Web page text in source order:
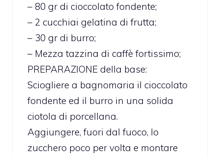
– 80 gr di cioccolato fondente;
– 2 cucchiai gelatina di frutta;
– 30 gr di burro;
– Mezza tazzina di caffè fortissimo;
PREPARAZIONE della base:
Sciogliere a bagnomaria il cioccolato
fondente ed il burro in una solida
ciotola di porcellana.
Aggiungere, fuori dal fuoco, lo
zucchero poco per volta e montare